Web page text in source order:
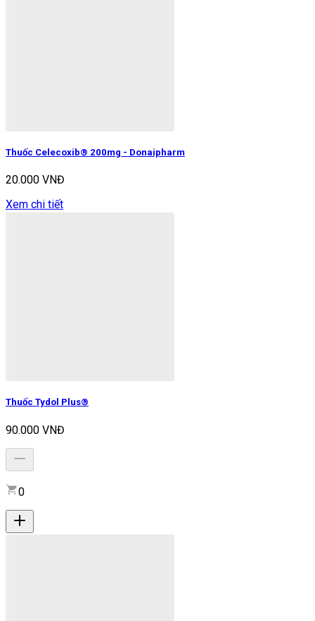
Thuốc Celecoxib® 200mg - Donaipharm
20.000 VNĐ
Xem chi tiết
Thuốc Tydol Plus®
90.000 VNĐ
0